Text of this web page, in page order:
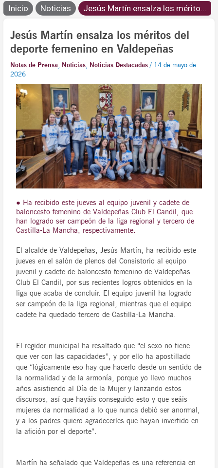
Inicio Noticias Jesús Martín ensalza los mérito...
Jesús Martín ensalza los méritos del
deporte femenino en Valdepeñas
Notas de Prensa, Noticias, Noticias Destacadas / 14 de mayo de
2026
● Ha recibido este jueves al equipo juvenil y cadete de
baloncesto femenino de Valdepeñas Club El Candil, que
han logrado ser campeón de la liga regional y tercero de
Castilla-La Mancha, respectivamente.
El alcalde de Valdepeñas, Jesús Martín, ha recibido este
jueves en el salón de plenos del Consistorio al equipo
juvenil y cadete de baloncesto femenino de Valdepeñas
Club El Candil, por sus recientes logros obtenidos en la
liga que acaba de concluir. El equipo juvenil ha logrado
ser campeón de la liga regional, mientras que el equipo
cadete ha quedado tercero de Castilla-La Mancha.
El regidor municipal ha resaltado que “el sexo no tiene
que ver con las capacidades”, y por ello ha apostillado
que “lógicamente eso hay que hacerlo desde un sentido de
la normalidad y de la armonía, porque yo llevo muchos
años asistiendo al Día de la Mujer y lanzando estos
discursos, así que hayáis conseguido esto y que seáis
mujeres da normalidad a lo que nunca debió ser anormal,
y a los padres quiero agradecerles que hayan invertido en
la afición por el deporte”.
Martín ha señalado que Valdepeñas es una referencia en